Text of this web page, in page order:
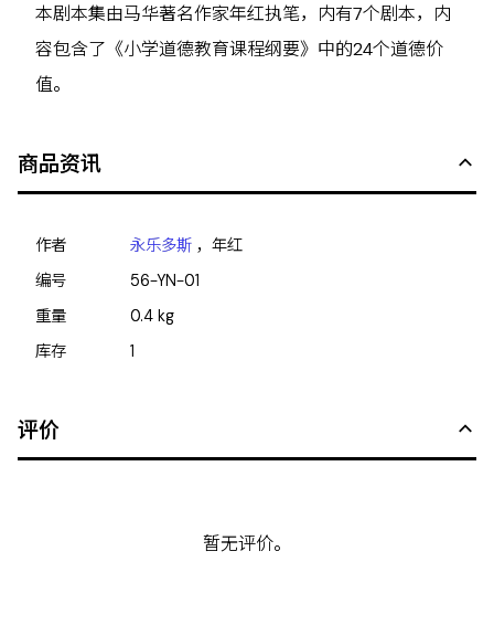
本剧本集由马华著名作家年红执笔，内有7个剧本，内
容包含了《小学道德教育课程纲要》中的24个道德价
值。
商品资讯
作者 永乐多斯 ，年红
编号
56-YN-01
重量
0.4 kg
库存
1
评价
暂无评价。